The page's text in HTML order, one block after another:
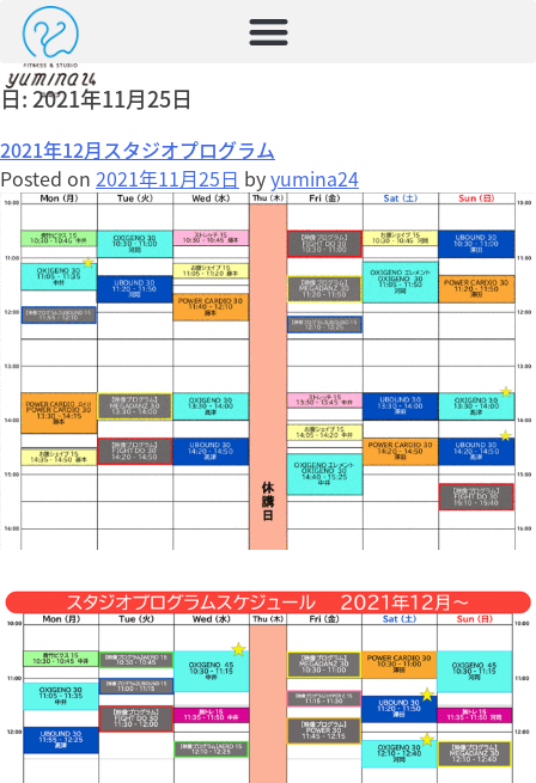
日:2021年11月25日
2021年12月スタジオプログラム
Posted on 2021年11月25日 byyumina24